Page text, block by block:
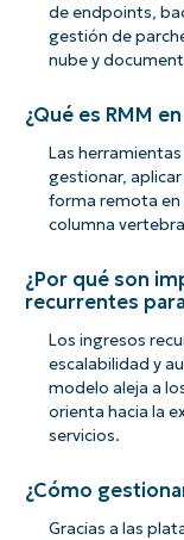
de endpoints,
gestión de
nube y
¿Qué es RMM
Las herramientas
gestionar,
forma remota en
columna
¿Por qué son
recurrentes
Los ingresos
escalabilidad y
modelo aleja a
orienta hacia la
servicios.
¿Cómo
Gracias a las